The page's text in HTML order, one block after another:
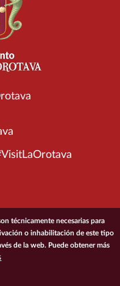
de La Orotava
POLÍTICA DE PRIVACIDAD
técnicamente necesarias para
o inhabilitación de este tipo
de la web. Puede obtener más